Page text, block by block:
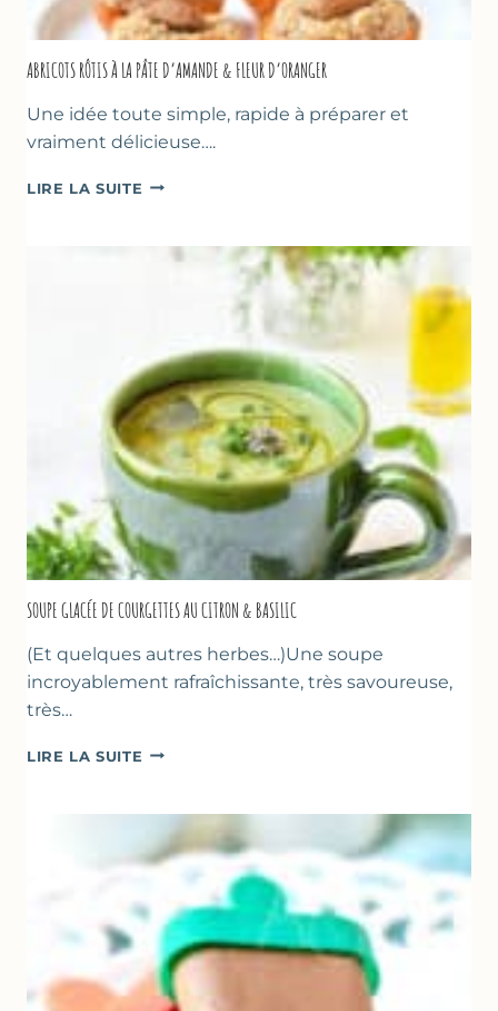
ABRICOTS RÔTIS À LA PÂTE D’AMANDE & FLEUR D’ORANGER
Une idée toute simple, rapide à préparer et
vraiment délicieuse….
LIRE LA SUITE ABRICOTS
D’ORANGER
SOUPE GLACÉE DE COURGETTES AU CITRON & BASILIC
(Et quelques autres herbes…)Une soupe
incroyablement rafraîchissante, très savoureuse,
très…
LIRE LA SUITE SOUPE
COURGETTES
AU
CITRON
BASILIC